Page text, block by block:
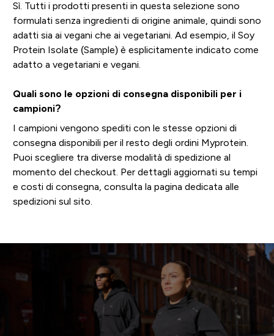
Sì. Tutti i prodotti presenti in questa selezione sono
formulati senza ingredienti di origine animale, quindi sono
adatti sia ai vegani che ai vegetariani. Ad esempio, il Soy
Protein Isolate (Sample) è esplicitamente indicato come
adatto a vegetariani e vegani.
Quali sono le opzioni di consegna disponibili per i
campioni?
I campioni vengono spediti con le stesse opzioni di
consegna disponibili per il resto degli ordini Myprotein.
Puoi scegliere tra diverse modalità di spedizione al
momento del checkout. Per dettagli aggiornati su tempi
e costi di consegna, consulta la pagina dedicata alle
spedizioni sul sito.